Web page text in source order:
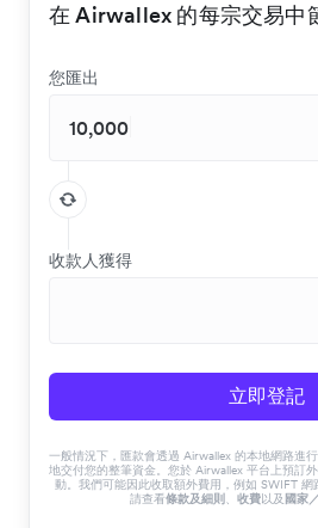
在 Airwallex 的每宗交易中
您匯出
收款人獲得
立即登記
一般情況下，匯款會透過 Airwallex 的本地網路進
地交付您的整筆資金。您於 Airwallex 平台上預訂
動。我們可能因此收取額外費用，例如 SWIFT 網
請查看條款及細則、 收費以及 國家